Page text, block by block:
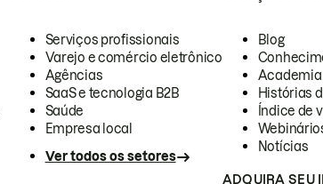
Serviços profissionais
Varejo e comércio eletrônico
Agências
SaaS e tecnologia B2B
Saúde
Empresa local
Ver todos os setores
Blog
Academia
Histórias
Índice de
Notícias
ADQUIRA SEU